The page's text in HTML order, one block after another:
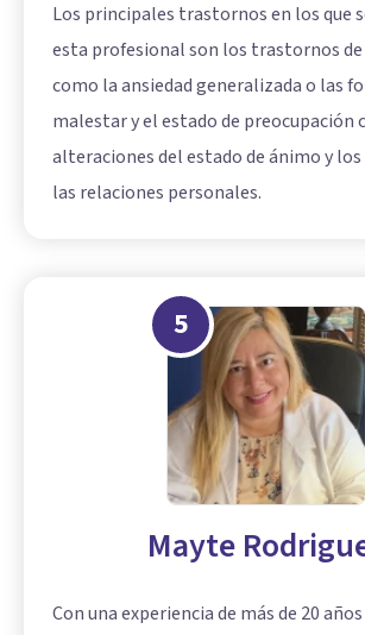
Los principales trastornos en los que
esta profesional son los trastornos de
como la ansiedad generalizada o las
malestar y el estado de preocupación
alteraciones del estado de ánimo y
las relaciones personales.
5
Mayte
Con una experiencia de más de 20